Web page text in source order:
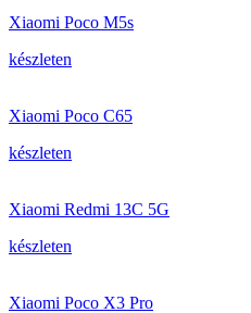
Xiaomi Poco M5s
készleten
Xiaomi Poco C65
készleten
Xiaomi Redmi 13C 5G
készleten
Xiaomi Poco X3 Pro